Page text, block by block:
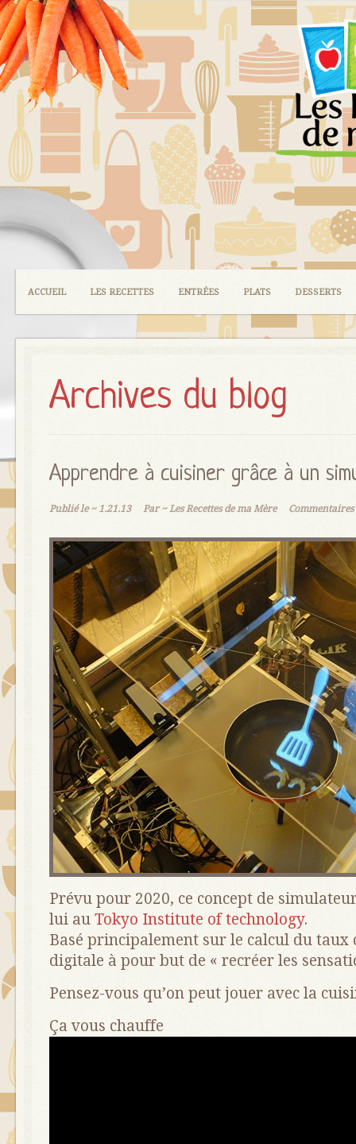
ACCUEIL LES RECETTES ENTRÉES PLATS DESSERTS
Archives du blog
Apprendre à cuisiner grâce à un
Publié le ~ 1.21.13 Par ~Les Recettes de ma Mère
Prévu pour 2020, ce concept de
lui au Tokyo Institute of technology.
Basé principalement sur le calcul du taux
digitale à pour but de « recréer les
Pensez-vous qu’on peut jouer avec la
Ça vous chauffe